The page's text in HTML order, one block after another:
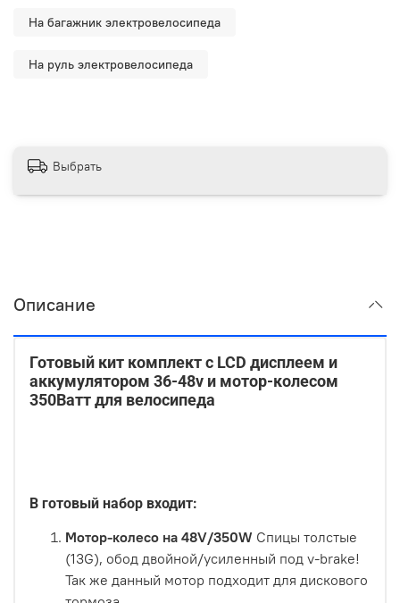
На багажник электровелосипеда
На руль электровелосипеда
Выбрать
Описание
Готовый кит комплект с LCD дисплеем и
аккумулятором 36-48v и мотор-колесом
350Ватт для велосипеда
В готовый набор входит:
Мотор-колесо на 48V/350W Спицы толстые
(13G), обод двойной/усиленный под v-brake!
Так же данный мотор подходит для дискового